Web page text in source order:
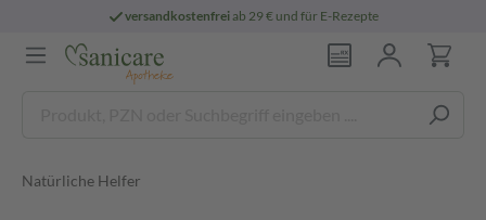
versandkostenfreiab 29 € und für E-Rezepte
Natürliche Helfer